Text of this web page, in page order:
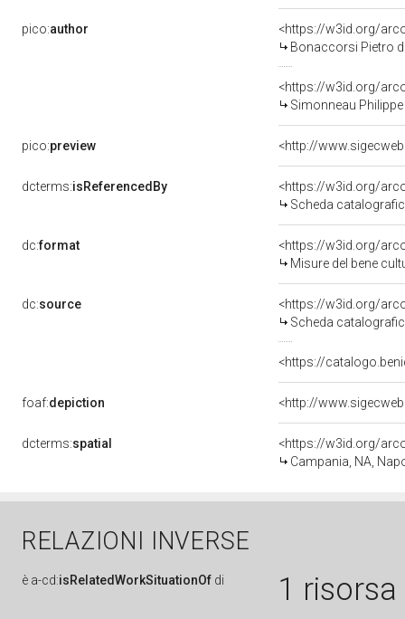
pico:author
<https://w3id.org/
Bonaccorsi Pietro
<https://w3id.org/
Simonneau
pico:preview
dcterms:isReferencedBy
<https://w3id.org/
Scheda
dc:format
<https://w3id.org/
Misure del bene
dc:source
<https://w3id.org/
Scheda
<https://
foaf:depiction
dcterms:spatial
<https://w3id.org/
Campania, NA,
RELAZIONI INVERSE
è a-cd:isRelatedWorkSituationOf di 1 risorsa